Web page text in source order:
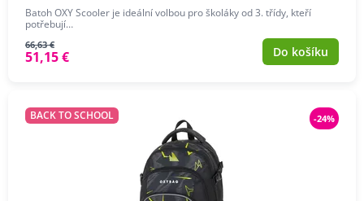
Batoh OXY Scooler je ideální volbou pro školáky od 3. třídy, kteří
potřebují…
66,63 €
51,15 € Do košíku
BACK TO SCHOOL -24%